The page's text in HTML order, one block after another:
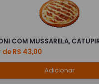
COM MUSSARELA,
R$ 43,00
Adicionar